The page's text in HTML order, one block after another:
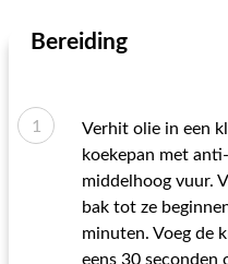
Bereiding
Verhit olie in een
koekepan met
middelhoog vuur.
bak tot ze
minuten. Voeg de
eens 30 seconden